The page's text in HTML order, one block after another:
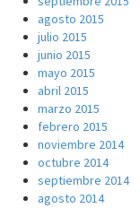
agosto 2015
julio 2015
junio 2015
mayo 2015
abril 2015
marzo 2015
febrero 2015
noviembre 2014
octubre 2014
septiembre 2014
agosto 2014